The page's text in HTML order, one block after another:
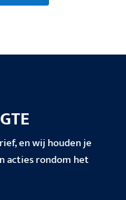
en wij houden je
acties rondom het